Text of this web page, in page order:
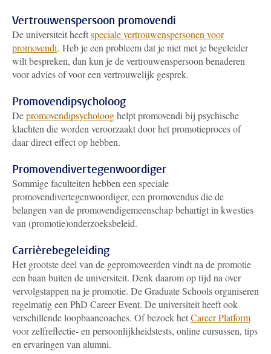
Vertrouwenspersoon promovendi
De universiteit heeftspeciale vertrouwenspersonen voor
promovendi. Heb je een probleem dat je niet met je begeleider
wilt bespreken, dan kun je de vertrouwenspersoon benaderen
voor advies of voor een vertrouwelijk gesprek.
Promovendipsycholoog
Depromovendipsycholooghelpt promovendi bij psychische
klachten die worden veroorzaakt door het promotieproces of
daar direct effect op hebben.
Promovendivertegenwoordiger
Sommige faculteiten hebben een speciale
promovendivertegenwoordiger, een promovendus die de
belangen van de promovendigemeenschap behartigt in kwesties
van (promotie)onderzoeksbeleid.
Carrièrebegeleiding
Het grootste deel van de gepromoveerden vindt na de promotie
een baan buiten de universiteit. Denk daarom op tijd na over
vervolgstappen na je promotie. De Graduate Schools organiseren
regelmatig een PhD Career Event. De universiteit heeft ook
verschillende loopbaancoaches. Of bezoek hetCareer Platform
voor zelfreflectie- en persoonlijkheidstests, online cursussen, tips
en ervaringen van alumni.